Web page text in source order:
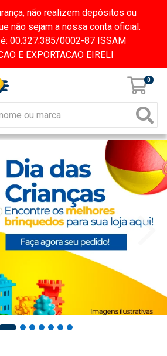
não realizem depósitos ou
não sejam a nossa conta oficial.
00.327.385/0002-87 ISSAM
E EXPORTACAO EIRELI
0